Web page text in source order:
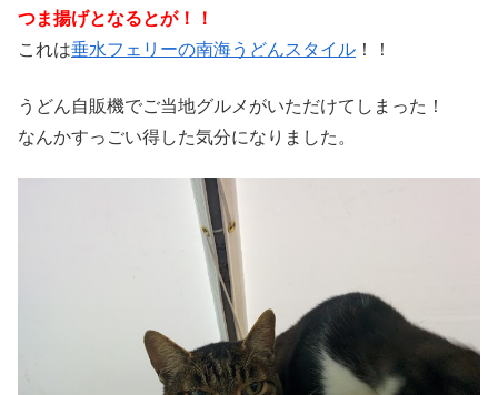
つま揚げとなるとが！！
これは垂水フェリーの南海うどんスタイル ！！
うどん自販機でご当地グルメがいただけてしまった！
なんかすっごい得した気分になりました。